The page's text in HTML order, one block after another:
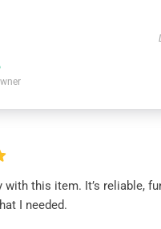
with this item. It’s reliable,
I needed.